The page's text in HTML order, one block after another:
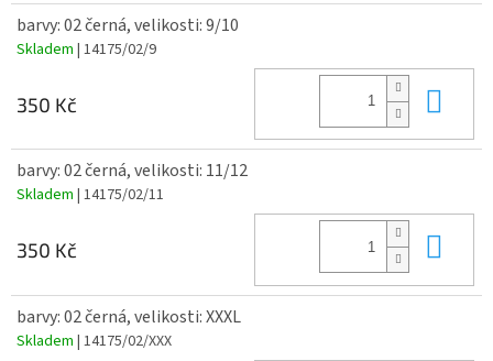
barvy: 02 černá, velikosti: 9/10
Skladem | 14175/02/9
350 Kč
barvy: 02 černá, velikosti: 11/12
Skladem | 14175/02/11
350 Kč
barvy: 02 černá, velikosti: XXXL
Skladem | 14175/02/XXX